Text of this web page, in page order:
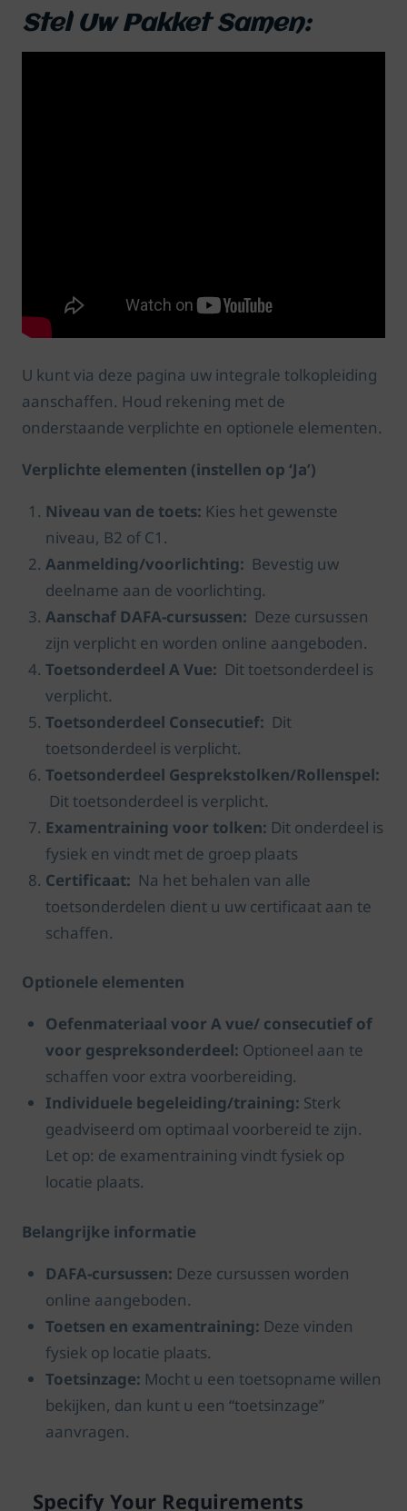
Stel Uw Pakket Samen:
U kunt via deze pagina uw integrale tolkopleiding
aanschaffen. Houd rekening met de
onderstaande verplichte en optionele elementen.
Verplichte elementen (instellen op ‘Ja’)
Niveau van de toets: Kies het gewenste
niveau, B2 of C1.
Aanmelding/voorlichting: Bevestig uw
deelname aan de voorlichting.
Aanschaf DAFA-cursussen: Deze cursussen
zijn verplicht en worden online aangeboden.
Toetsonderdeel A Vue: Dit toetsonderdeel is
verplicht.
Toetsonderdeel Consecutief: Dit
toetsonderdeel is verplicht.
Toetsonderdeel Gesprekstolken/Rollenspel:
Dit toetsonderdeel is verplicht.
Examentraining voor tolken: Dit onderdeel is
fysiek en vindt met de groep plaats
Certificaat: Na het behalen van alle
toetsonderdelen dient u uw certificaat aan te
schaffen.
Optionele elementen
Oefenmateriaal voor A vue/ consecutief of
voor gespreksonderdeel: Optioneel aan te
schaffen voor extra voorbereiding.
Individuele begeleiding/training: Sterk
geadviseerd om optimaal voorbereid te zijn.
Let op: de examentraining vindt fysiek op
locatie plaats.
Belangrijke informatie
DAFA-cursussen: Deze cursussen worden
online aangeboden.
Toetsen en examentraining: Deze vinden
fysiek op locatie plaats.
Toetsinzage: Mocht u een toetsopname willen
bekijken, dan kunt u een “toetsinzage”
aanvragen.
Specify Your Requirements